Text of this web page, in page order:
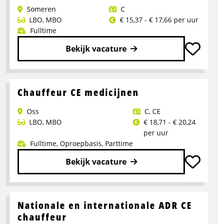
Someren
C
LBO, MBO
€ 15,37 - € 17,66 per uur
Fulltime
Bekijk vacature
Lees
over
C
Chauffeur CE medicijnen
Oss C, CE
LBO, MBO
€ 18,71 - € 20,24
per uur
Fulltime, Oproepbasis, Parttime
Bekijk vacature
Lees
over
Chauffeur
Nationale en internationale ADR CE
chauffeur